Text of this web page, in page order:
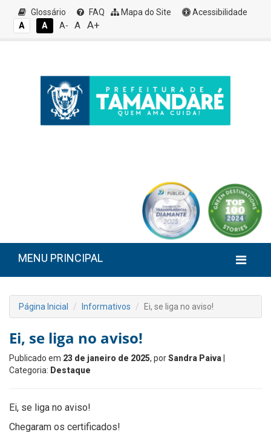
Glossário FAQ Mapa do Site
Acessibilidade
A
A A- A A+
MENU PRINCIPAL
Página Inicial Informativos Ei, se liga no aviso!
Ei, se liga no aviso!
Publicado em 23 de janeiro de 2025, porSandra Paiva
Categoria: Destaque
Ei, se liga no aviso!
Chegaram os certificados!